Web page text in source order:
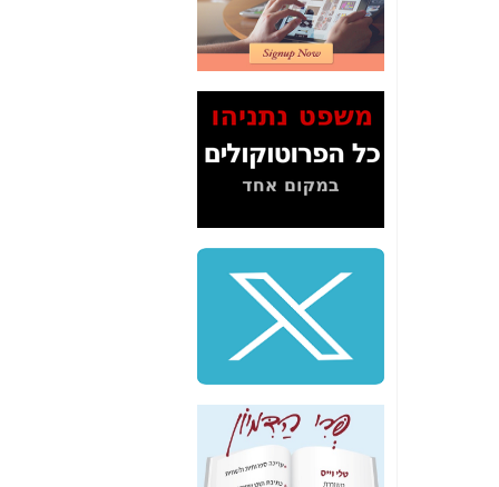
2" על תעלולי השר
משה כחלון -כאן
המשך חשיפת הבלוף
ששמו "מהפיכת
הסלולר" ואיך מסרסים
כאן
סיכום ביקור בסיליקון
שלמה פילבר (עד
לאחרונה מנכ"ל משרד
התקשורת) - עד
מדינה? הצחקתם
"יש אפליה בחקירה"?
חשיפה: למה השר
משה כחלון לא נחקר
עד היום? -
כאן